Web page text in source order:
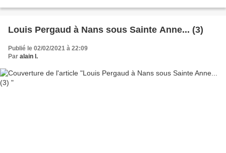
Louis Pergaud à Nans sous Sainte Anne... (3)
Publié le 02/02/2021 à 22:09
Par alain l.